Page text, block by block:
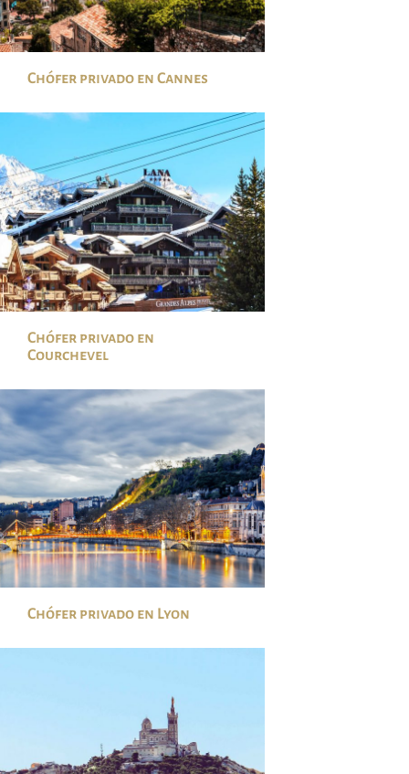
Chófer privado en Cannes
Chófer privado en
Courchevel
Chófer privado en Lyon